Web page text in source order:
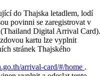
do Thajska letadlem, lodí
povinni se zaregistrovat v
Digital Arrival Card).
kartu lze vyplnit
stránek Thajského
arrival-card/#/home .